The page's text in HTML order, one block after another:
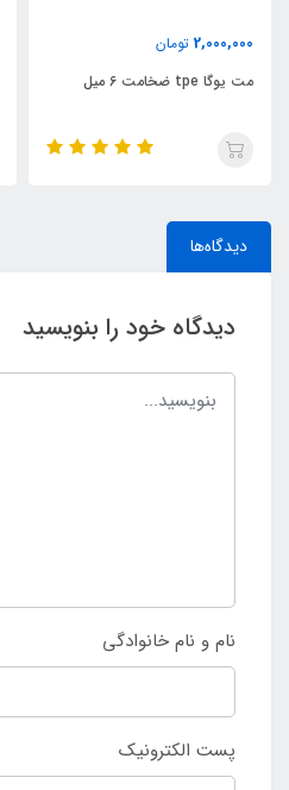
2,000,000 تومان
مت یوگا tpe ضخامت 6 میل
دیدگاه‌ها
دیدگاه خود را بنویسید
نام و نام خانوادگی
پست الکترونیک